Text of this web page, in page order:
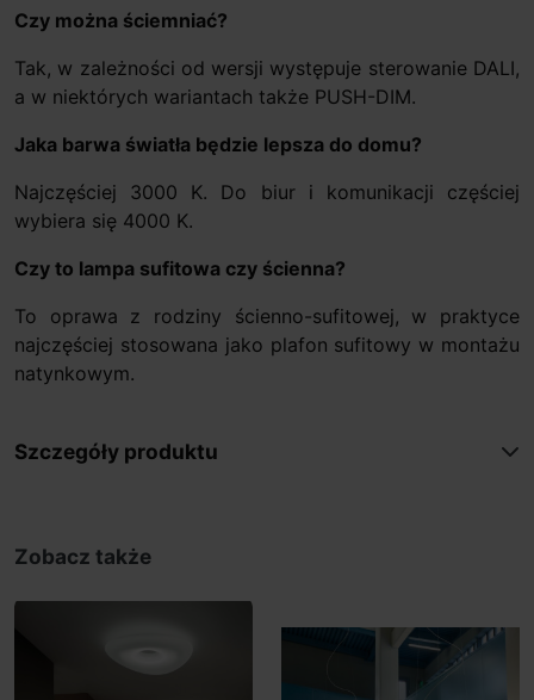
Czy można ściemniać?
Tak, w zależności od wersji występuje sterowanie DALI,
a w niektórych wariantach także PUSH-DIM.
Jaka barwa światła będzie lepsza do domu?
Najczęściej 3000 K. Do biur i komunikacji częściej
wybiera się 4000 K.
Czy to lampa sufitowa czy ścienna?
To oprawa z rodziny ścienno-sufitowej, w praktyce
najczęściej stosowana jako plafon sufitowy w montażu
natynkowym.
Szczegóły produktu
Zobacz także